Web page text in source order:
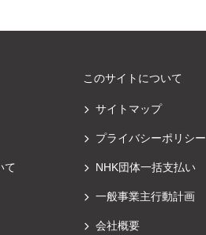
て
このサイトについて
サイトマップ
プライバシーポリシー
NHK団体一括支払い
一般事業主行動計画
会社概要